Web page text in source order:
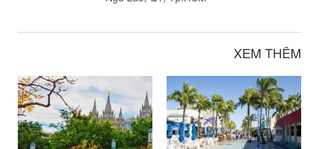
XEM THÊM